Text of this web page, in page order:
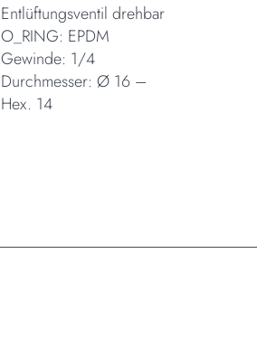
Entlüftungsventil drehbar
O_RING: EPDM
Gewinde: 1/4
Durchmesser: Ø 16 –
Hex. 14